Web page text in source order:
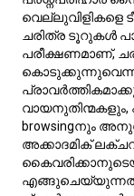
5w6 ന്റെ
പ്രശംസിക്കുകയും
സംഭാഷണങ്ങൾ
യുക്തിപരമായ
മാനസിക
പ്രമുഖർ
വയ്ക്കുന്നു.
രചനാത്മകമായ